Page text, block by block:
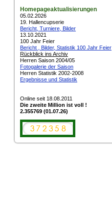
Homepageaktualisierungen
05.02.2026
19. Hallencupserie
Bericht, Turniere, Bilder
13.10.2021
100 Jahr Feier
Bericht , Bilder, Statistik 100 Jahr Feier
Rückblick ins Archiv
Herren Saison 2004/05
Fotogalerie der Saison
Herren Statistik 2002-2008
Ergebnisse und Statistik
Online seit 18.08.2011
Die zweite Million ist voll !
2.355769 (01.07.26)